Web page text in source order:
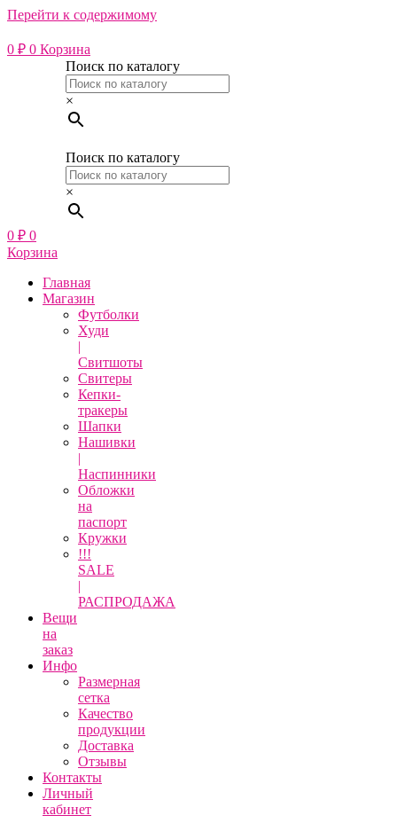
Перейти к содержимому
0 ₽ 0 Корзина
Поиск по каталогу
×
Поиск по каталогу
×
0 ₽ 0
Корзина
Главная
Магазин
Футболки
Худи
|
Свитшоты
Свитеры
Кепки-
тракеры
Шапки
Нашивки
|
Наспинники
Обложки
на
паспорт
Кружки
!!!
SALE
|
РАСПРОДАЖА
Вещи
на
заказ
Инфо
Размерная
сетка
Качество
продукции
Доставка
Отзывы
Контакты
Личный
кабинет